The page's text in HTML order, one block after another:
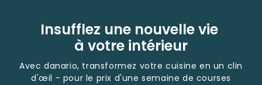
Insufflez une nouvelle vie
à votre intérieur
Avec danario, transformez votre cuisine en un clin
d'œil - pour le prix d'une semaine de courses